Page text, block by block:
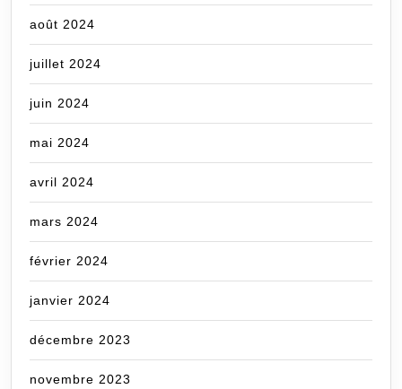
août 2024
juillet 2024
juin 2024
mai 2024
avril 2024
mars 2024
février 2024
janvier 2024
décembre 2023
novembre 2023